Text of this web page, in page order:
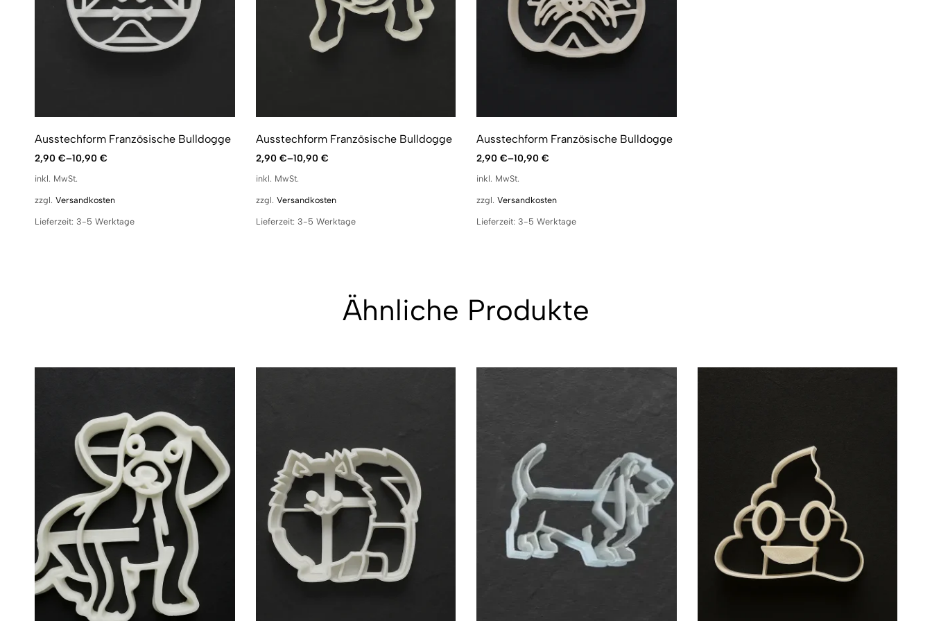
Ausstechform Französische Bulldogge
2,90 €–10,90 €
inkl. MwSt.
zzgl. Versandkosten
Lieferzeit: 3-5 Werktage
Ausstechform Französische Bulldogge
2,90 €–10,90 €
inkl. MwSt.
zzgl. Versandkosten
Lieferzeit: 3-5 Werktage
Ausstechform Französische Bulldogge
2,90 €–10,90 €
inkl. MwSt.
zzgl. Versandkosten
Lieferzeit: 3-5 Werktage
Ähnliche Produkte